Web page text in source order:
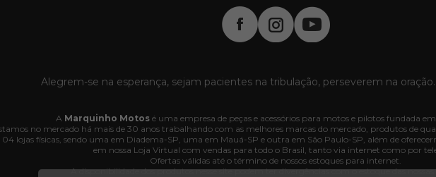
Alegrem-se na esperança, sejam pacientes na tribulação, perseverem na oração.
A Marquinho Motos é uma empresa de peças e acessórios para motos e pilotos fundada em
no mercado há mais de 30 anos trabalhando com as melhores marcas do mercado, produtos de
lojas físicas, sendo uma em Diadema-SP, uma em Mauá-SP e outra em São Paulo-SP, além de
em nossa Loja Virtual com vendas para todo o Brasil, tanto via internet como por
Ofertas válidas até o término de nossos estoques para internet.
A disponibilidade dos produtos nesse site podem ter divergências com o estoque das nossas